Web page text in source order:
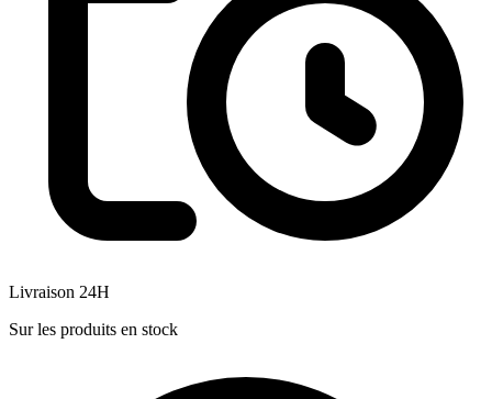
Livraison 24H
Sur les produits en stock